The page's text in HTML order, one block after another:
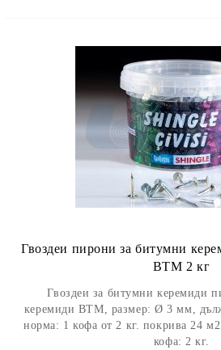
Гвоздеи пирони за битумни
BTM 2 кг
Гвоздеи за битумни керемиди
керемиди BTM, размер: Ø 3 мм,
норма: 1 кофа от 2 кг. покрива 24
кофа: 2 кг.